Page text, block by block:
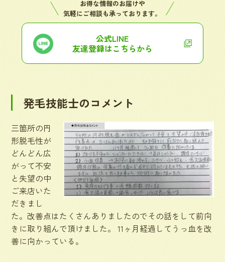
お得な情報のお届けや
気軽にご相談も承っております。
公式LINE
友達登録はこちらから
発毛技能士のコメント
三箇所の円
形脱毛性が
どんどん広
がって不安
と失望の中
ご来店いた
だきまし
た。改善点はたくさんありましたのでその話をして前向
きに取り組んで頂けました。 11ヶ月経過してうっ血を改
善に向かっている。